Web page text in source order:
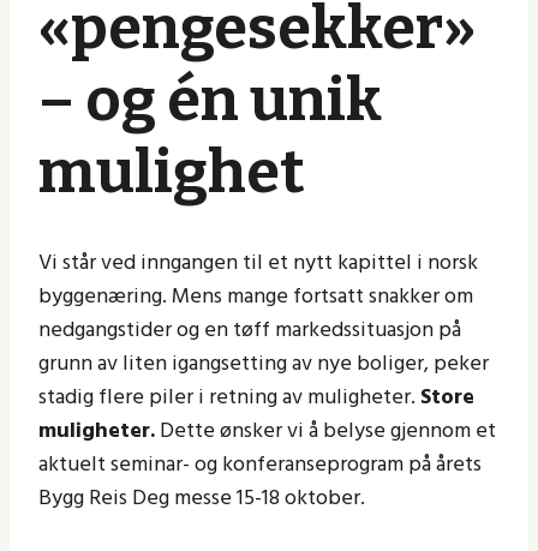
«pengesekker»
– og én unik
mulighet
Vi står ved inngangen til et nytt kapittel i norsk
byggenæring. Mens mange fortsatt snakker om
nedgangstider og en tøff markedssituasjon på
grunn av liten igangsetting av nye boliger, peker
stadig flere piler i retning av muligheter. Store
muligheter.Dette ønsker vi å belyse gjennom et
aktuelt seminar- og konferanseprogram på årets
Bygg Reis Deg messe 15-18 oktober.